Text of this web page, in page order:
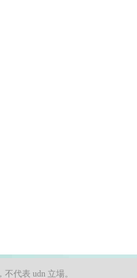
代表 udn 立場。